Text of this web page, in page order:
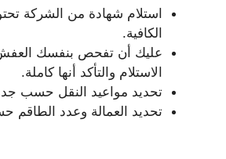
استلام شهادة من الشركة
الكافية.
عليك أن تفحص بنفسك العفش
الاستلام والتأكد أنها كاملة.
تحديد مواعيد النقل حسب
تحديد العمالة وعدد الطاقم